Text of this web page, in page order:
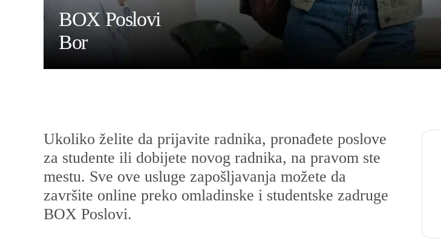
BOX Poslovi
Bor
Ukoliko želite da prijavite radnika, pronađete poslove
za studente ili dobijete novog radnika, na pravom ste
mestu. Sve ove usluge zapošljavanja možete da
završite online preko omladinske i studentske zadruge
BOX Poslovi.